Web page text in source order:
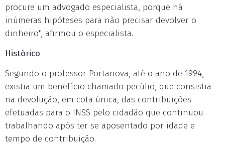
procure um advogado especialista, porque há
inúmeras hipóteses para não precisar devolver o
dinheiro", afirmou o especialista.
Histórico
Segundo o professor Portanova, até o ano de 1994,
existia um benefício chamado pecúlio, que consistia
na devolução, em cota única, das contribuições
efetuadas para o INSS pelo cidadão que continuou
trabalhando após ter se aposentado por idade e
tempo de contribuição.